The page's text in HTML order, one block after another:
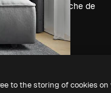
À la recherche de
magnific.ai
to the storing of cookies